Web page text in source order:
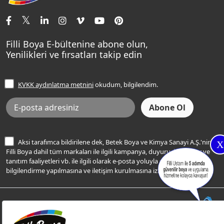
X
Tavan Boyaları
Ev Bakım ve Hobi Boyaları
Yatak Odası Renkleri
Sentomaxx Sentetik Boya
Sentomaxx İpeksi Mat
Momento Life
Şampanya Rengi
Açık Mavi Rengi
Frezya Rengi
İletişim Bilgilerimiz
Renk Danışma
Filli Ustam
Sıkça Sorulan Sorular
Ücretsiz Yalıtım Keşif Hizmeti
Bilgi Toplumu Hizmetleri
İnternet Sitesi Kullanım Koşulları
KVKK Talep Formu
KVKK Aydınlatma Metni
Filli Boya E-bültenine abone olun,
Yenilikleri ve fırsatları takip edin
KVKK aydınlatma metniniokudum, bilgilendim.
Aksi tarafımca bildirilene dek, Betek Boya ve Kimya Sanayi A.Ş.'nin
Filli Boya dahil tüm markaları ile ilgili kampanya, duyuru, hizmetler ve
tanıtım faaliyetleri vb. ile ilgili olarak e-posta yoluyla şahsıma
bilgilendirme yapılmasına ve iletişim kurulmasına izin veriyorum.